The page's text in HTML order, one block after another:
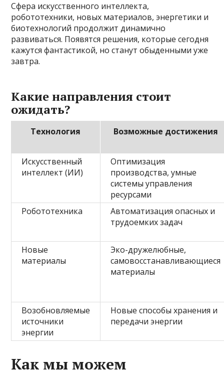
Сфера искусственного интеллекта,
робототехники, новых материалов, энергетики и
биотехнологий продолжит динамично
развиваться. Появятся решения, которые сегодня
кажутся фантастикой, но станут обыденными уже
завтра.
Какие направления стоит
ожидать?
Технология Возможные достижения
Искусственный
интеллект (ИИ)
Оптимизация
производства, умные
системы управления
ресурсами
Робототехника
Автоматизация опасных и
трудоемких задач
Новые
материалы
Эко-дружелюбные,
самовосстанавливающиеся
материалы
Возобновляемые
источники
энергии
Новые способы хранения и
передачи энергии
Как мы можем